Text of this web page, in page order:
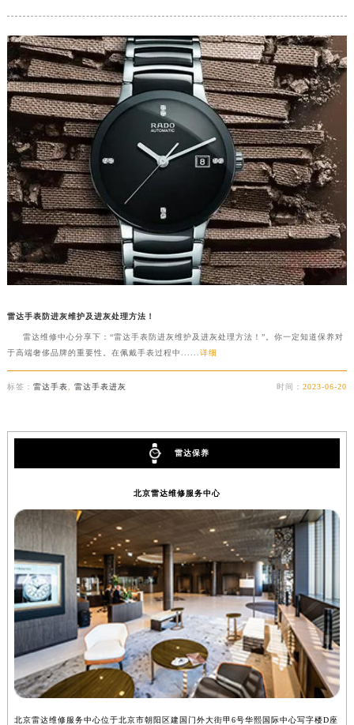
河南省郑州市二七区民主路10号华润大厦29层2905室雷达售后服务中心（需提前预约）
河南省周口市川汇区七一路雷达售后服务中心（需提前预约）
河南省驻马店市驿城区乐山大道与置地大道交叉口雷达售后服务中心（需提前预约）
湖北省鄂州市鄂城区文星大道雷达售后服务中心（需提前预约）
湖北省黄冈市黄州区赤壁大道雷达售后服务中心（需提前预约）
湖北省黄石市黄石港区武汉路雷达售后服务中心（需提前预约）
湖北省荆门市东宝中天街步行街雷达售后服务中心（需提前预约）
湖北省荆州市荆州区荆中路雷达售后服务中心（需提前预约）
湖北省十堰市茅箭区人民北路雷达售后服务中心（需提前预约）
湖北省随州市曾都区青年路雷达售后服务中心（需提前预约）
湖北省咸宁市咸安区长安大道雷达售后服务中心（需提前预约）
湖北省孝感市孝南区复兴大道雷达售后服务中心（需提前预约）
湖北省宜昌市西陵区夷陵大道与港窑路雷达售后服务中心（需提前预约）
湖南省常德市武陵区人民路雷达售后服务中心（需提前预约）
湖南省娄底市娄星区长青街雷达售后服务中心（需提前预约）
湖南省邵阳市双清区东风路雷达售后服务中心（需提前预约）
湖南省湘潭市雨湖区莲城大道雷达售后服务中心（需提前预约）
湖南省益阳市赫山区桃花仑路雷达售后服务中心（需提前预约）
湖南省岳阳市岳阳楼区东茅岭路雷达售后服务中心（需提前预约）
湖南省张家界市永定区解放路雷达售后服务中心（需提前预约）
湖南省长沙市芙蓉区建湘路393号世茂环球金融中心写字楼10层1013室雷达售后服务中心（需提前预约）
湖南省株洲市芦淞区建设南路雷达售后服务中心（需提前预约）
甘肃省白银市白银区北京路雷达售后服务中心（需提前预约）
甘肃省定西市安定区解放路雷达售后服务中心（需提前预约）
甘肃省敦煌市沙州镇阳关中路雷达售后服务中心（需提前预约）
雷达手表防进灰维护及进灰处理方法！
雷达维修中心分享下：“雷达手表防进灰维护及进灰处理方法！”。你一定知道保养对
于高端奢侈品牌的重要性。在佩戴手表过程中...... 详细
标签： 雷达手表 雷达手表进灰 时间：2023-06-20
雷达保养
北京雷达维修服务中心
北京雷达维修服务中心位于北京市朝阳区建国门外大街甲6号华熙国际中心写字楼D座